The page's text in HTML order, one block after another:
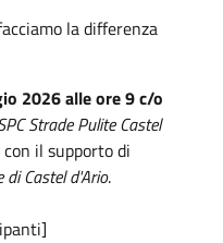
la differenza
2026 alle ore 9 c/o
Strade Pulite Castel
con il supporto di
di Castel d'Ario.